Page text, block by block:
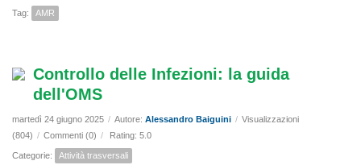
Tag: AMR
Controllo delle Infezioni: la guida
dell'OMS
martedì 24 giugno 2025 / Autore: Alessandro Baiguini / Visualizzazioni
(804) / Commenti (0) / Rating: 5.0
Categorie: Attività trasversali